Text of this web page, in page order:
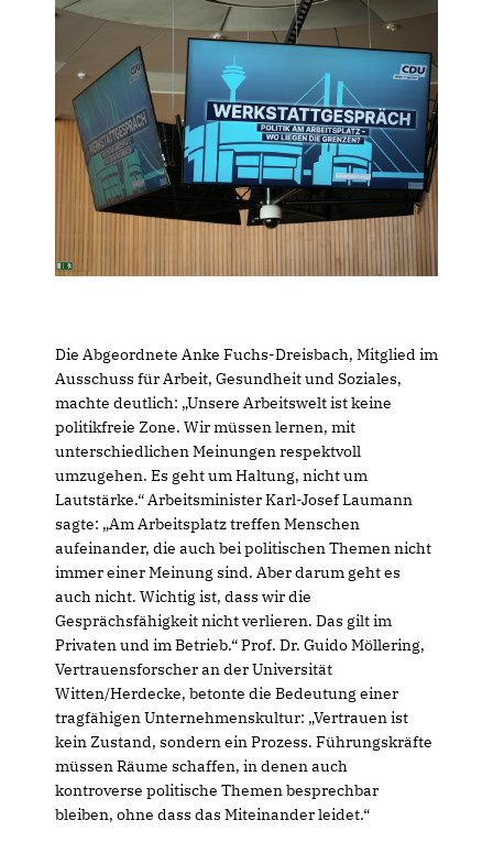
Die Abgeordnete Anke Fuchs-Dreisbach, Mitglied im
Ausschuss für Arbeit, Gesundheit und Soziales,
machte deutlich: „Unsere Arbeitswelt ist keine
politikfreie Zone. Wir müssen lernen, mit
unterschiedlichen Meinungen respektvoll
umzugehen. Es geht um Haltung, nicht um
Lautstärke.“ Arbeitsminister Karl-Josef Laumann
sagte: „Am Arbeitsplatz treffen Menschen
aufeinander, die auch bei politischen Themen nicht
immer einer Meinung sind. Aber darum geht es
auch nicht. Wichtig ist, dass wir die
Gesprächsfähigkeit nicht verlieren. Das gilt im
Privaten und im Betrieb.“ Prof. Dr. Guido Möllering,
Vertrauensforscher an der Universität
Witten/Herdecke, betonte die Bedeutung einer
tragfähigen Unternehmenskultur: „Vertrauen ist
kein Zustand, sondern ein Prozess. Führungskräfte
müssen Räume schaffen, in denen auch
kontroverse politische Themen besprechbar
bleiben, ohne dass das Miteinander leidet.“